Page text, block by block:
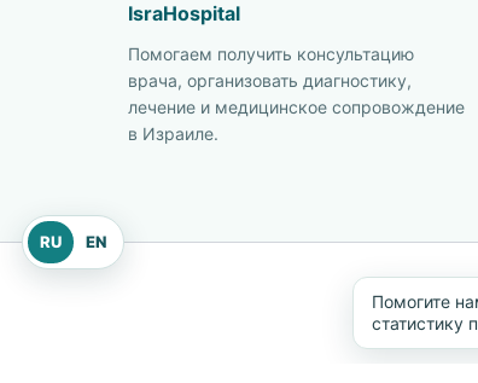
IsraHospital
Помогаем получить консультацию
врача, организовать диагностику,
лечение и медицинское сопровождение
в Израиле.
©
RU EN
Помогите
статистику